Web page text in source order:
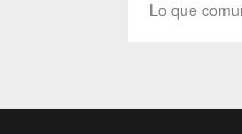
Lo que